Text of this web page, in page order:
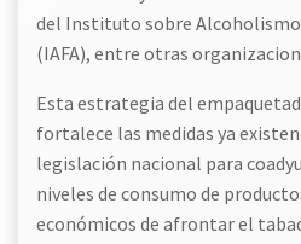
del Instituto sobre Alcoholismo
(IAFA), entre otras
Esta estrategia del
fortalece las medidas ya
legislación nacional para
niveles de consumo de
económicos de afrontar el